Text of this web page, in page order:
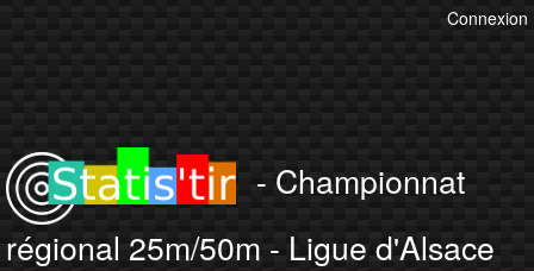
Connexion
- Championnat
régional 25m/50m - Ligue d'Alsace